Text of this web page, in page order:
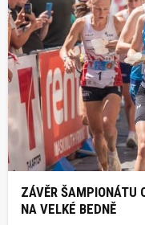
ZÁVĚR ŠAMPIONÁTU
NA VELKÉ BEDNĚ